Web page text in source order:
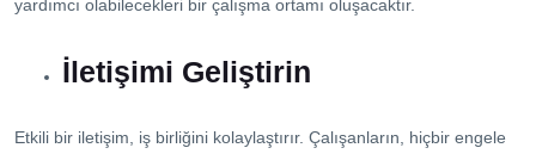
yardımcı olabilecekleri bir çalışma ortamı oluşacaktır.
İletişimi Geliştirin
Etkili bir iletişim, iş birliğini kolaylaştırır. Çalışanların, hiçbir engele